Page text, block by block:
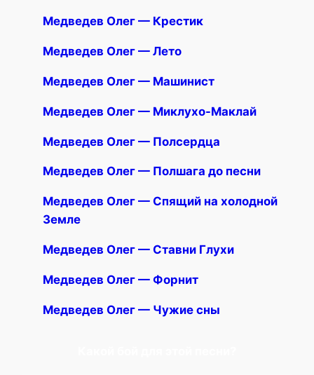
Медведев Олег — Крестик
Медведев Олег — Лето
Медведев Олег — Машинист
Медведев Олег — Миклухо-Маклай
Медведев Олег — Полсердца
Медведев Олег — Полшага до песни
Медведев Олег — Спящий на холодной
Земле
Медведев Олег — Ставни Глухи
Медведев Олег — Форнит
Медведев Олег — Чужие сны